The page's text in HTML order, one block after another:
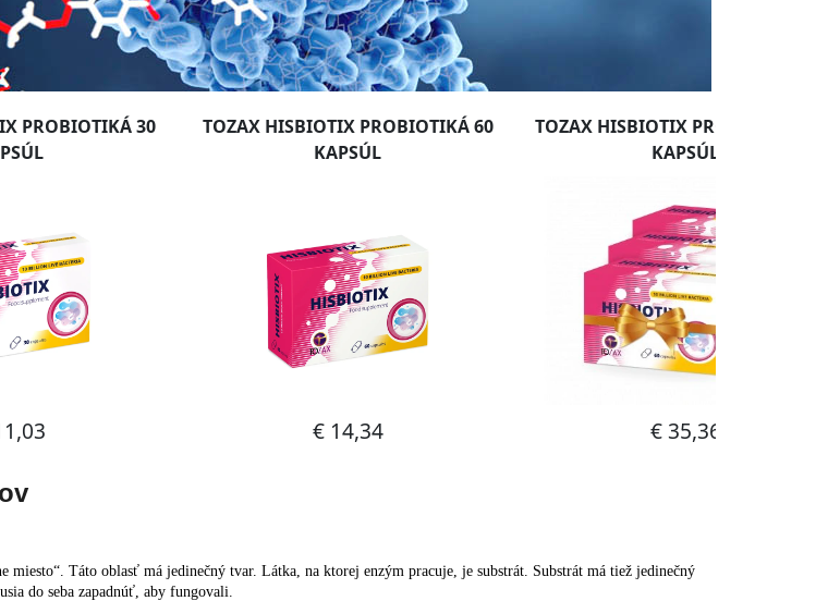
miesto“. Táto oblasť má jedinečný tvar. Látka, na ktorej enzým pracuje, je substrát. Substrát má tiež jedinečný
do seba zapadnúť, aby fungovali.